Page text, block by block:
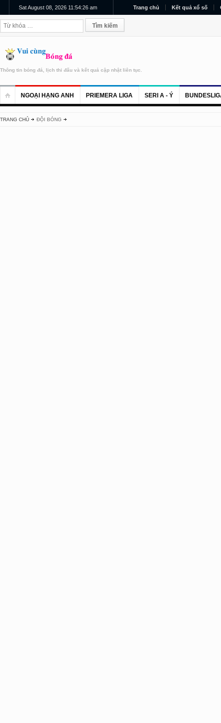
Sat August 08, 2026 11:54:26 am Trang chủ Kết quả xổ số
Thông tin bóng đá, lịch thi đấu và kết quả cập nhật liên tục.
NGOẠI HẠNG ANH PRIEMERA LIGA SERI A - Ý
TRANG CHỦ ĐỘI BÓNG